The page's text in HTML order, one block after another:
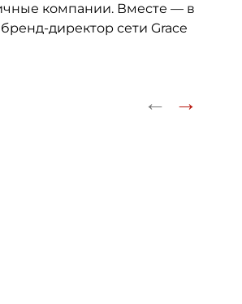
компании. Вместе — в
директор сети Grace
← →